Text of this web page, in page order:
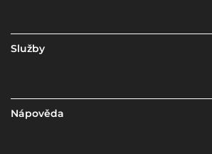
Služby
Nápověda